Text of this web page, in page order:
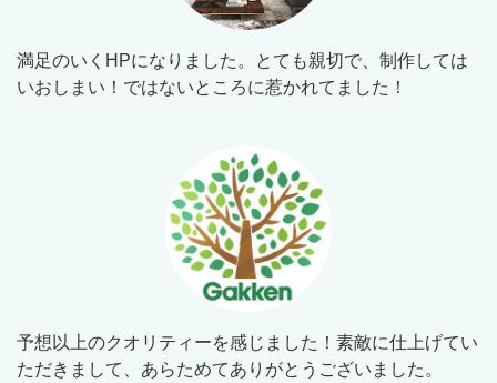
満足のいくHPになりました。とても親切で、制作しては
いおしまい！ではないところに惹かれてました！
予想以上のクオリティーを感じました！素敵に仕上げてい
ただきまして、あらためてありがとうございました。